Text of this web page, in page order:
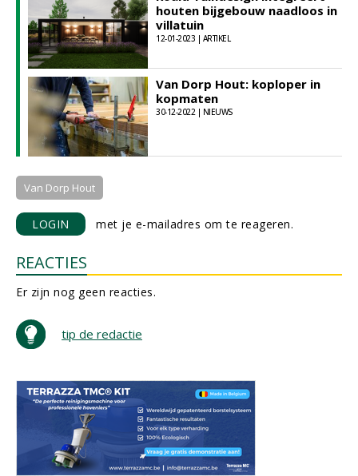
houten bijgebouw naadloos in
villatuin
12-01-2023 | ARTIKEL
Van Dorp Hout: koploper in
kopmaten
30-12-2022 | NIEUWS
Van Dorp Hout
LOGIN met je e-mailadres om te reageren.
REACTIES
Er zijn nog geen reacties.
tip de redactie